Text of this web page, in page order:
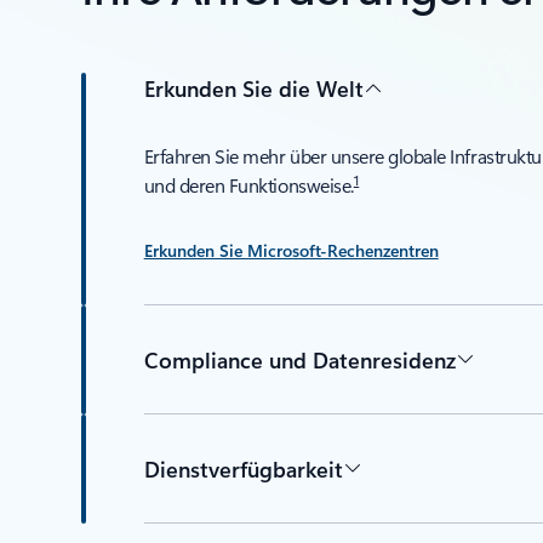
Erkunden Sie die Welt
Erfahren Sie mehr über unsere globale
und deren Funktionsweise.1
Erkunden Sie Microsoft-Rechenzentren
Compliance und Datenresidenz
Dienstverfügbarkeit